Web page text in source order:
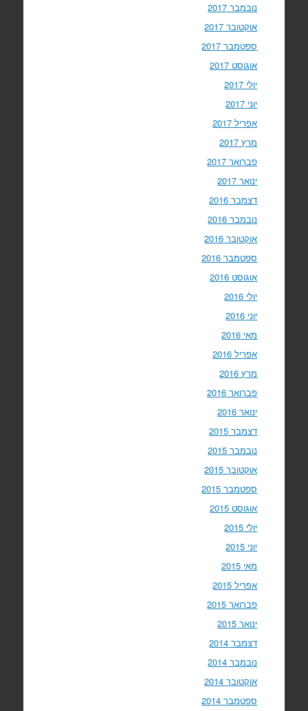
נובמבר 2017
אוקטובר 2017
ספטמבר 2017
אוגוסט 2017
יולי 2017
יוני 2017
אפריל 2017
מרץ 2017
פברואר 2017
ינואר 2017
דצמבר 2016
נובמבר 2016
אוקטובר 2016
ספטמבר 2016
אוגוסט 2016
יולי 2016
יוני 2016
מאי 2016
אפריל 2016
מרץ 2016
פברואר 2016
ינואר 2016
דצמבר 2015
נובמבר 2015
אוקטובר 2015
ספטמבר 2015
אוגוסט 2015
יולי 2015
יוני 2015
מאי 2015
אפריל 2015
פברואר 2015
ינואר 2015
דצמבר 2014
נובמבר 2014
אוקטובר 2014
ספטמבר 2014